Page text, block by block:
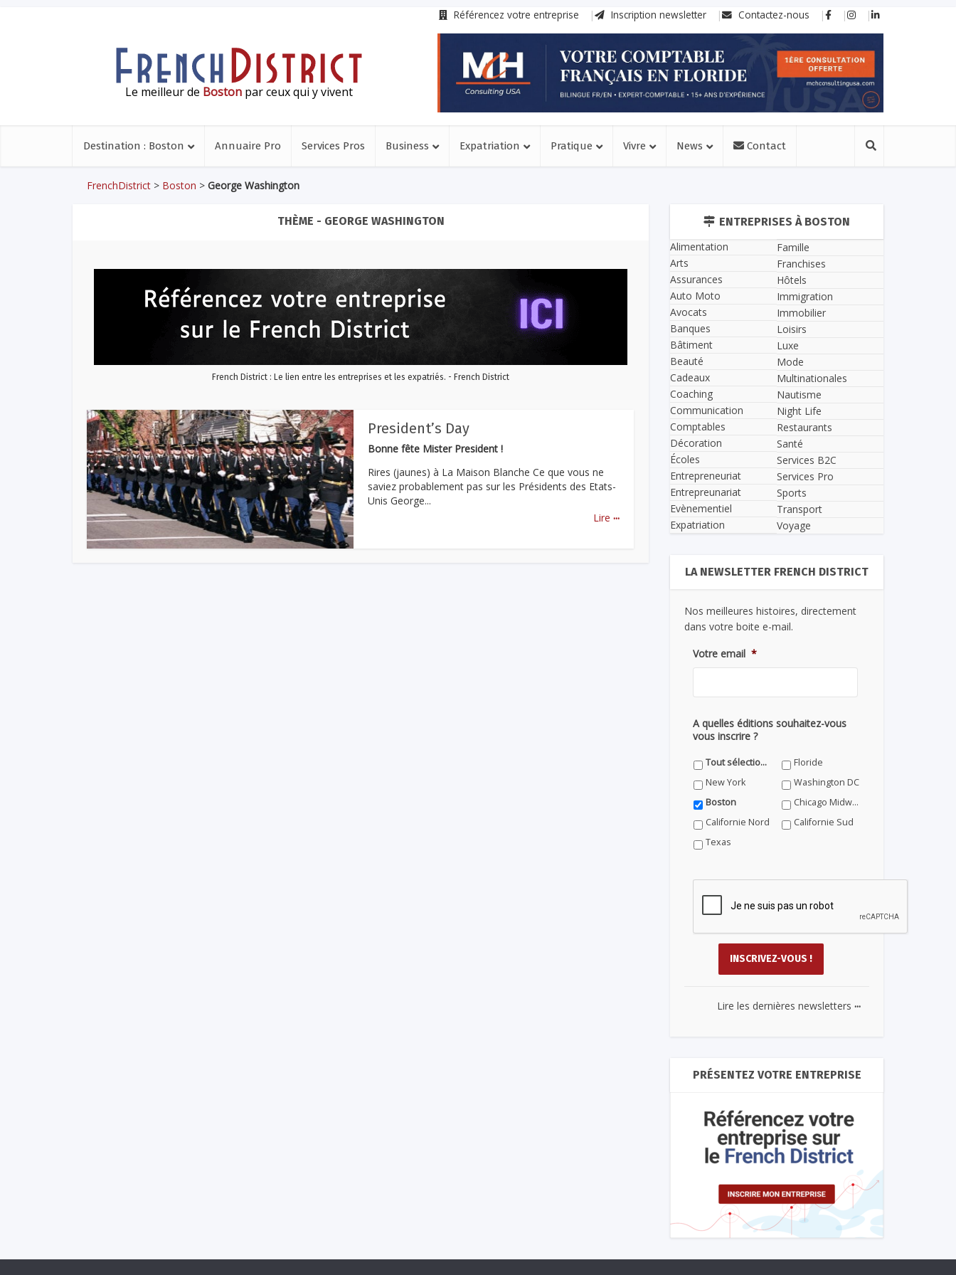
Référencez votre entreprise Inscription newsletter Contactez-nous
Le meilleur de Boston par ceux qui y vivent
Destination : Boston Annuaire Pro Services Pros Business Expatriation Pratique Vivre News Contact
FrenchDistrict > Boston > George Washington
THÈME - GEORGE WASHINGTON
French District : Le lien entre les entreprises et les expatriés. - French District
President’s Day
Bonne fête Mister President !
Rires (jaunes) à La Maison Blanche Ce que vous ne
saviez probablement pas sur les Présidents des Etats-
Unis George...
Lire ...
ENTREPRISES À BOSTON
Alimentation
Arts
Assurances
Auto Moto
Avocats
Banques
Bâtiment
Beauté
Cadeaux
Coaching
Communication
Comptables
Décoration
Écoles
Entrepreneuriat
Entrepreunariat
Evènementiel
Expatriation
Famille
Franchises
Hôtels
Immigration
Immobilier
Loisirs
Luxe
Mode
Multinationales
Nautisme
Night Life
Restaurants
Santé
Services B2C
Services Pro
Sports
Transport
Voyage
LA NEWSLETTER FRENCH DISTRICT
Nos meilleures histoires, directement
dans votre boite e-mail.
Votre email *
A quelles éditions souhaitez-vous
vous inscrire ?
Tout sélectionner
Floride
New York
Washington DC
Boston
Chicago Midwest
Californie Nord
Californie Sud
Texas
Lire les dernières newsletters ...
PRÉSENTEZ VOTRE ENTREPRISE